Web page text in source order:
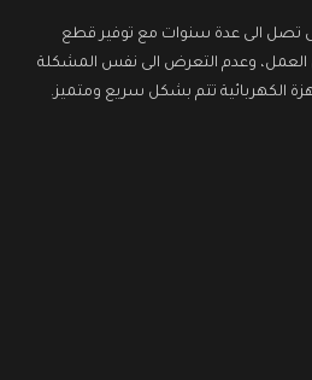
تصل الى عدة سنوات مع توفير قطع
العمل، وعدم التعرض الى نفس المشكلة
الكهربائية تتم بشكل سريع ومتميز.